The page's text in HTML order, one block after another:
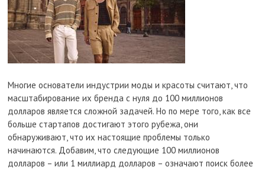
Многие основатели индустрии моды и красоты считают, что
масштабирование их бренда с нуля до 100 миллионов
долларов является сложной задачей. Но по мере того, как все
больше стартапов достигают этого рубежа, они
обнаруживают, что их настоящие проблемы только
начинаются. Добавим, что следующие 100 миллионов
долларов – или 1 миллиард долларов – означают поиск более